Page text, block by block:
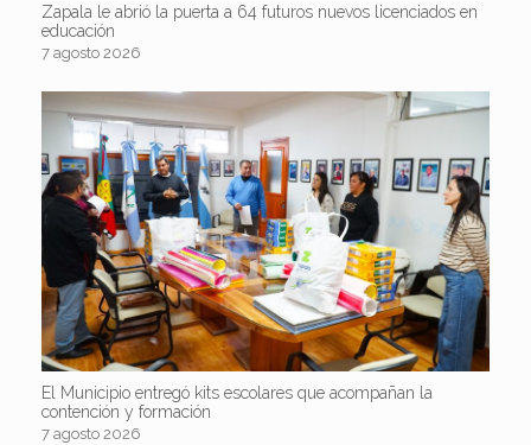
Zapala le abrió la puerta a 64 futuros nuevos licenciados en
educación
7 agosto 2026
El Municipio entregó kits escolares que acompañan la
contención y formación
7 agosto 2026